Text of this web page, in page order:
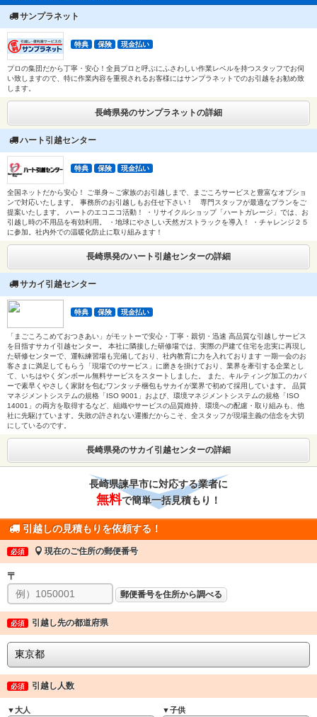
サンプラネット
特典 保険 現金払い
プロの集団だから丁寧・安心！全員プロと呼ぶにふさわしい作業レベルを持つスタッフでお伺
い致しますので、特に作業内容を重視されるお客様にはサンプラネットでのお引越をお勧め致
します。
長崎県発のサンプラネットの詳細
ハート引越センター
特典 保険 現金払い
全国ネットだから安心！ ご単身～ご家族のお引越しまで、まごころサービスと豊富なオプショ
ンで対応いたします。 事務所のお引越しもお任せ下さい！ 専門スタッフが最適なプランをご
提案いたします。 ハートのエコニコ活動！ ・リサイクルショップ「ハートガレージ」では、お
引越し時の不用品を有効利用。 ・地球にやさしい天然ガストラックを導入！ ・チャレンジ２５
に参加。社内外での温暖化防止に取り組みます！
長崎県発のハート引越センターの詳細
サカイ引越センター
特典 保険 現金払い
「まごころこめておつきあい」がモットーで安心・丁寧・親切・迅速 高品質な引越しサービス
を目指すサカイ引越センター。 本社に隣接した研修場では、実際の戸建て住宅を忠実に再現し
た研修センターで、運転練習場も完備しており、社内教育に力を入れております 一期一会のお
客さまに満足してもらう「現場でのサービス」に磨きを掛けており、業界を牽引する企業とし
て、いちはやくダンボール無料サービスをスタートしました。 また、キルティング加工のカバ
ーで素早くやさしく家財を包むワンタッチ梱包もサカイが業界で初めて採用しています。 品質
マネジメントシステムの規格「ISO 9001」および、環境マネジメントシステムの規格「ISO
14001」の両方を取得するなど、組織やサービスの品質維持、環境への配慮・取り組みも、他
社に先駆けています。失敗の許されない運搬だからこそ、全スタッフが現場主義の信念を大切
にしているのです。
長崎県発のサカイ引越センターの詳細
長崎県諫早市に対応する業者に
無料で簡単一括見積もり！
引越しの見積もりを依頼する！
必須 現在のご住所の郵便番号
〒
郵便番号を住所から調べる
必須 引越し先の都道府県
必須 引越し人数
▼大人 ▼子供